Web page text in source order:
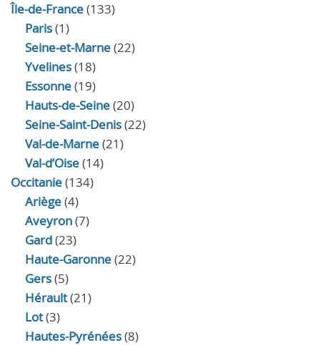
Île-de-France(133)
Paris(1)
Seine-et-Marne(22)
Yvelines(18)
Essonne(19)
Hauts-de-Seine(20)
Seine-Saint-Denis(22)
Val-de-Marne(21)
Val-d’Oise(14)
Occitanie(134)
Ariège(4)
Aveyron(7)
Gard(23)
Haute-Garonne(22)
Gers(5)
Hérault(21)
Lot(3)
Hautes-Pyrénées(8)